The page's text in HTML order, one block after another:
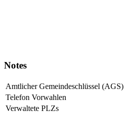
Notes
Amtlicher Gemeindeschlüssel (AGS)
Telefon Vorwahlen
Verwaltete PLZs